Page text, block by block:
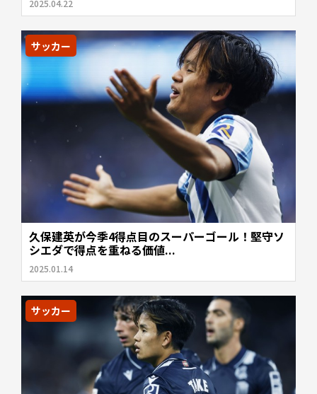
2025.04.22
サッカー
久保建英が今季4得点目のスーパーゴール！堅守ソ
シエダで得点を重ねる価値...
2025.01.14
サッカー